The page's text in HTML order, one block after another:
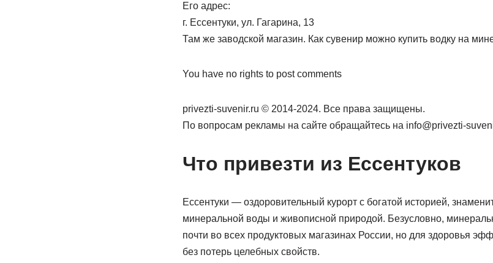
Его адрес:
г. Ессентуки, ул. Гагарина, 13
Там же заводской магазин. Как сувенир можно купить водку на
You have no rights to post comments
privezti-suvenir.ru © 2014-2024. Все права защищены.
По вопросам рекламы на сайте обращайтесь на info@privezti-
Что привезти из Ессентуков
Ессентуки — оздоровительный курорт с богатой историей,
минеральной воды и живописной природой. Безусловно,
почти во всех продуктовых магазинах России, но для здоровья
без потерь целебных свойств.